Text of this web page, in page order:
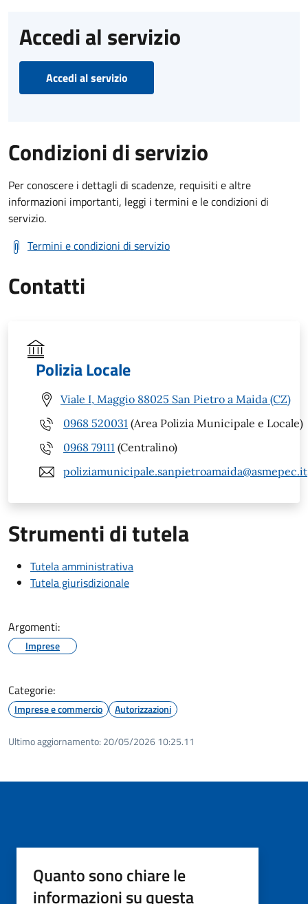
Accedi al servizio
Accedi al servizio
Condizioni di servizio
Per conoscere i dettagli di scadenze, requisiti e altre
informazioni importanti, leggi i termini e le condizioni di
servizio.
Termini e condizioni di servizio
Contatti
Polizia Locale
Viale I, Maggio 88025 San Pietro a Maida (CZ)
0968 520031 (Area Polizia Municipale e Locale)
0968 79111 (Centralino)
poliziamunicipale.sanpietroamaida@asmepec.it
Strumenti di tutela
Tutela amministrativa
Tutela giurisdizionale
Argomenti:
Imprese
Categorie:
Imprese e commercio Autorizzazioni
Ultimo aggiornamento: 20/05/2026 10:25.11
Quanto sono chiare le
informazioni su questa